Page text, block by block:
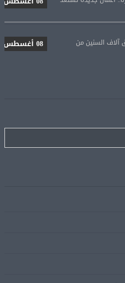
مع إيطاليا وسط
Alcool américain au